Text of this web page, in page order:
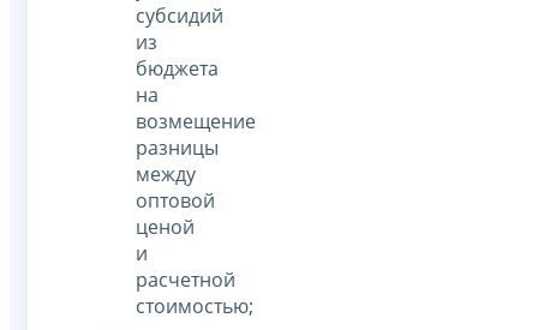
субсидий
из
бюджета
на
возмещение
разницы
между
оптовой
ценой
и
расчетной
стоимостью;